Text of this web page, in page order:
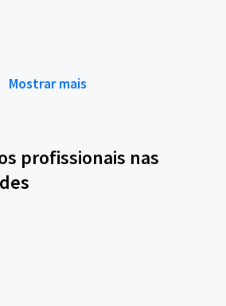
Mostrar mais
profissionais nas